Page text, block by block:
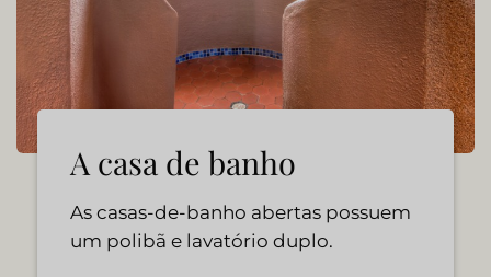
A casa de banho
As casas-de-banho abertas possuem
um polibã e lavatório duplo.